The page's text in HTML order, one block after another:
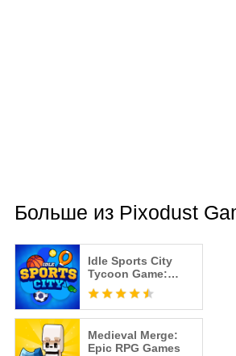
Больше из Pixodust
Idle Sports City
Tycoon Game:
Build a Sport
Empire
Medieval Merge:
Epic RPG Games